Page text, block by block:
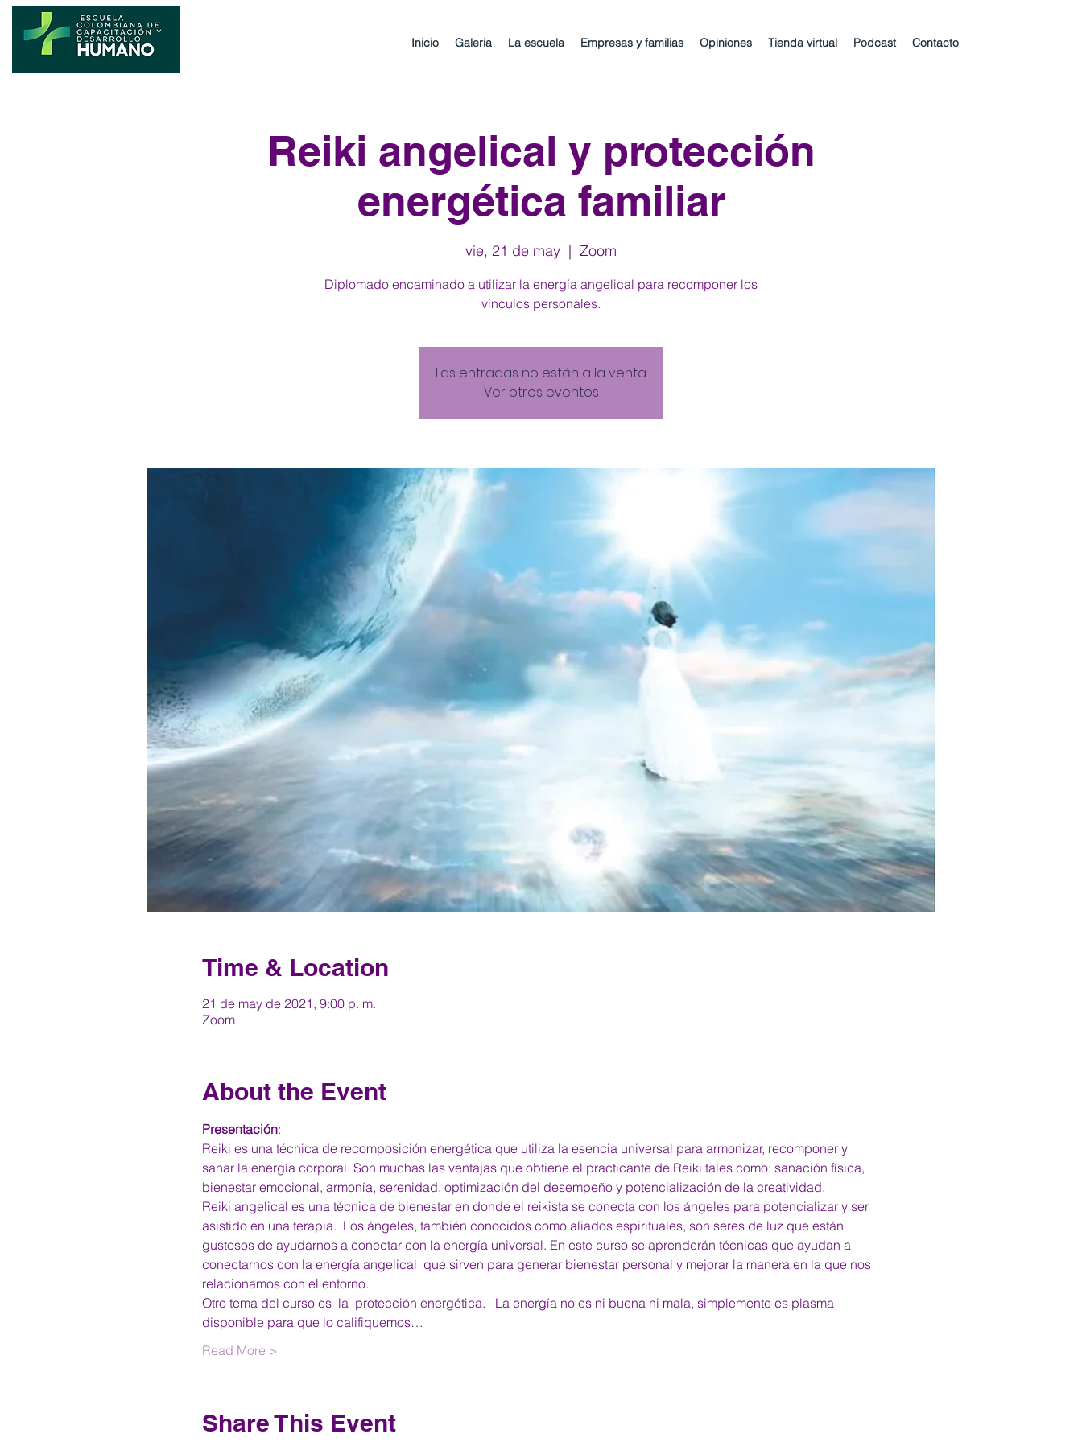
Inicio Galeria La escuela Empresas y familias Opiniones Tienda virtual Podcast Contacto
Reiki angelical y protección
energética familiar
vie, 21 de may
  |
Zoom
Diplomado encaminado a utilizar la energía angelical para recomponer los
vínculos personales.
Las entradas no están a la venta
Ver otros eventos
Time & Location
21 de may de 2021, 9:00 p. m.
Zoom
About the Event
Presentación:
Reiki es una técnica de recomposición energética que utiliza la esencia universal para armonizar, recomponer y
sanar la energía corporal. Son muchas las ventajas que obtiene el practicante de Reiki tales como: sanación física,
bienestar emocional, armonía, serenidad, optimización del desempeño y potencialización de la creatividad.
Reiki angelical es una técnica de bienestar en donde el reikista se conecta con los ángeles para potencializar y ser
asistido en una terapia.  Los ángeles, también conocidos como aliados espirituales, son seres de luz que están
gustosos de ayudarnos a conectar con la energía universal. En este curso se aprenderán técnicas que ayudan a
conectarnos con la energía angelical  que sirven para generar bienestar personal y mejorar la manera en la que nos
relacionamos con el entorno.
Otro tema del curso es  la  protección energética.   La energía no es ni buena ni mala, simplemente es plasma
disponible para que lo califiquemos…
Read More >
Share This Event